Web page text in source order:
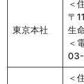
東京本社
＜
〒
生
＜
03-
＜